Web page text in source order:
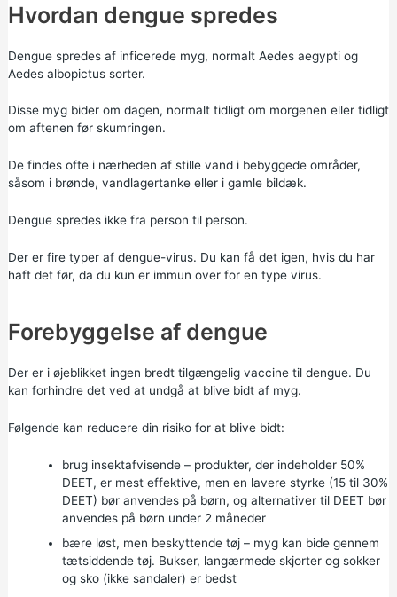
Hvordan dengue spredes
Dengue spredes af inficerede myg, normalt Aedes aegypti og
Aedes albopictus sorter.
Disse myg bider om dagen, normalt tidligt om morgenen eller tidligt
om aftenen før skumringen.
De findes ofte i nærheden af stille vand i bebyggede områder,
såsom i brønde, vandlagertanke eller i gamle bildæk.
Dengue spredes ikke fra person til person.
Der er fire typer af dengue-virus. Du kan få det igen, hvis du har
haft det før, da du kun er immun over for en type virus.
Forebyggelse af dengue
Der er i øjeblikket ingen bredt tilgængelig vaccine til dengue. Du
kan forhindre det ved at undgå at blive bidt af myg.
Følgende kan reducere din risiko for at blive bidt:
brug insektafvisende – produkter, der indeholder 50%
DEET, er mest effektive, men en lavere styrke (15 til 30%
DEET) bør anvendes på børn, og alternativer til DEET bør
anvendes på børn under 2 måneder
bære løst, men beskyttende tøj – myg kan bide gennem
tætsiddende tøj. Bukser, langærmede skjorter og sokker
og sko (ikke sandaler) er bedst